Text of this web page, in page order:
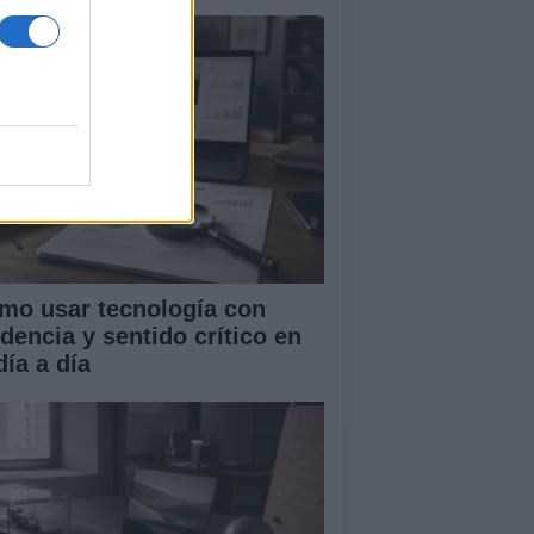
usar tecnología con
y sentido crítico en
a día